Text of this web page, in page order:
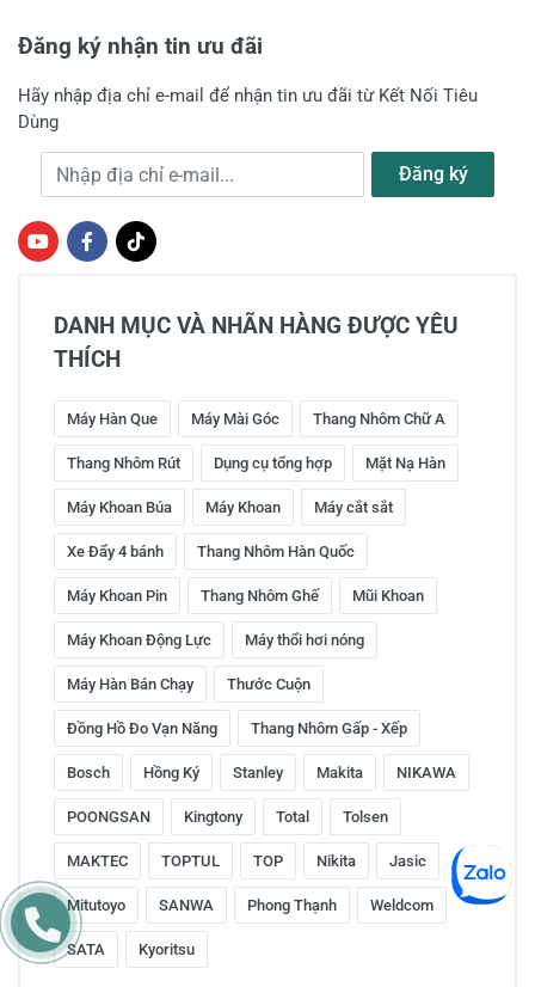
Đăng ký nhận tin ưu đãi
Hãy nhập địa chỉ e-mail để nhận tin ưu đãi từ Kết Nối Tiêu
Dùng
Địa chỉ e-mail Đăng ký
DANH MỤC VÀ NHÃN HÀNG ĐƯỢC YÊU
THÍCH
Máy Hàn Que Máy Mài Góc Thang Nhôm Chữ A
Thang Nhôm Rút Dụng cụ tổng hợp Mặt Nạ Hàn
Máy Khoan Búa Máy Khoan Máy cắt sắt
Xe Đẩy 4 bánh Thang Nhôm Hàn Quốc
Máy Khoan Pin Thang Nhôm Ghế Mũi Khoan
Máy Khoan Động Lực Máy thổi hơi nóng
Máy Hàn Bán Chạy Thước Cuộn
Đồng Hồ Đo Vạn Năng Thang Nhôm Gấp - Xếp
Bosch Hồng Ký Stanley Makita NIKAWA
POONGSAN Kingtony Total Tolsen
MAKTEC TOPTUL TOP Nikita Jasic
Mitutoyo SANWA Phong Thạnh Weldcom
SATA Kyoritsu